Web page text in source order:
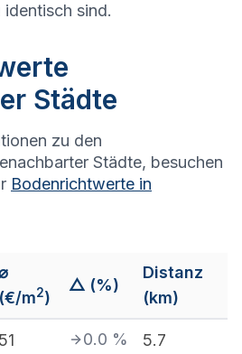
identisch sind.
Städte
zu den
Städte, besuchen
Bodenrichtwerte in
(€/m2)
△ (%)
Distanz
(km)
51 0.0 % 5.7